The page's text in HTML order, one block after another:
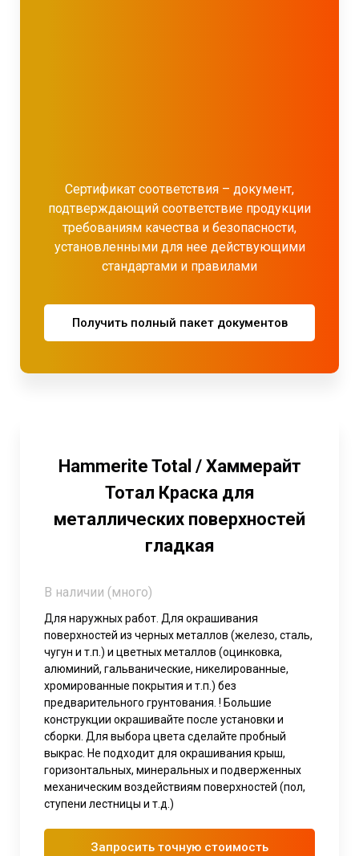
Сертификат соответствия – документ,
подтверждающий соответствие продукции
требованиям качества и безопасности,
установленными для нее действующими
стандартами и правилами
Получить полный пакет документов
Hammerite Total / Хаммерайт
Тотал Краска для
металлических поверхностей
гладкая
В наличии (много)
Для наружных работ. Для окрашивания
поверхностей из черных металлов (железо, сталь,
чугун и т.п.) и цветных металлов (оцинковка,
алюминий, гальванические, никелированные,
хромированные покрытия и т.п.) без
предварительного грунтования. ! Большие
конструкции окрашивайте после установки и
сборки. Для выбора цвета сделайте пробный
выкрас. Не подходит для окрашивания крыш,
горизонтальных, минеральных и подверженных
механическим воздействиям поверхностей (пол,
ступени лестницы и т.д.)
Запросить точную стоимость